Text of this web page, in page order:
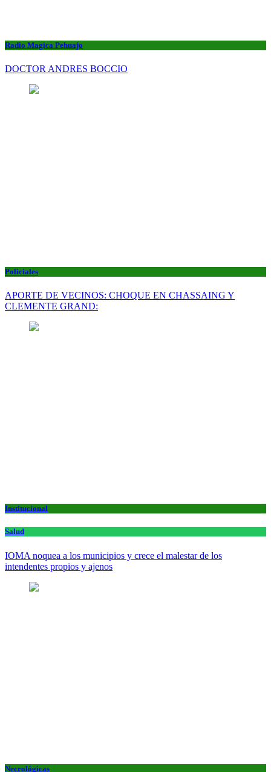
Radio Magica Pehuajo
DOCTOR ANDRES BOCCIO
Policiales
APORTE DE VECINOS: CHOQUE EN CHASSAING Y
CLEMENTE GRAND:
Institucional
Salud
IOMA noquea a los municipios y crece el malestar de los
intendentes propios y ajenos
Necrológicas